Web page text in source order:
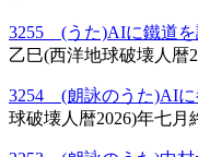
3255 (うた)AIに鐵道を
乙巳(西洋地球破壊人暦
3254 (朗詠のうた)AIに
球破壊人暦2026)年七月